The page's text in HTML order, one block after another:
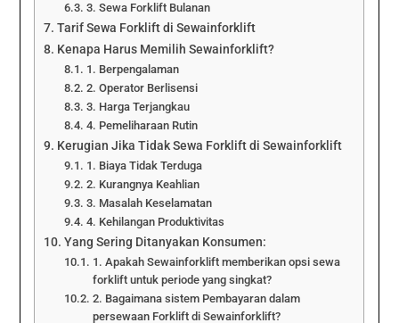
3. Sewa Forklift Bulanan
Tarif Sewa Forklift di Sewainforklift
Kenapa Harus Memilih Sewainforklift?
1. Berpengalaman
2. Operator Berlisensi
3. Harga Terjangkau
4. Pemeliharaan Rutin
Kerugian Jika Tidak Sewa Forklift di Sewainforklift
1. Biaya Tidak Terduga
2. Kurangnya Keahlian
3. Masalah Keselamatan
4. Kehilangan Produktivitas
Yang Sering Ditanyakan Konsumen:
1. Apakah Sewainforklift memberikan opsi sewa
forklift untuk periode yang singkat?
2. Bagaimana sistem Pembayaran dalam
persewaan Forklift di Sewainforklift?